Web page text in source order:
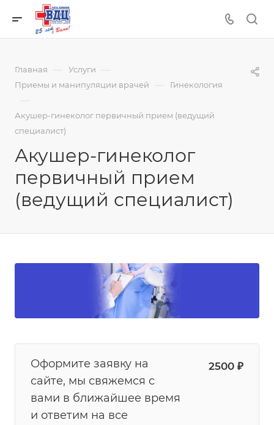
Главная — Услуги —
Приемы и манипуляции врачей — Гинекология
—
Акушер-гинеколог первичный прием (ведущий
специалист)
Акушер-гинеколог
первичный прием
(ведущий специалист)
Оформите заявку на
сайте, мы свяжемся с
вами в ближайшее время
и ответим на все
2500 ₽